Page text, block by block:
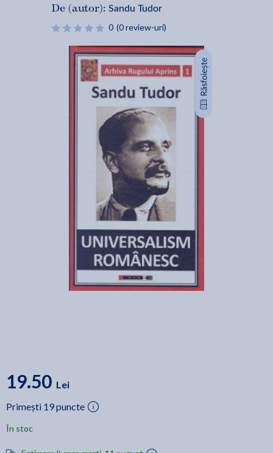
De (autor): Sandu Tudor
0 (0 review-uri)
19.50 Lei
Primești 19 puncte
În stoc